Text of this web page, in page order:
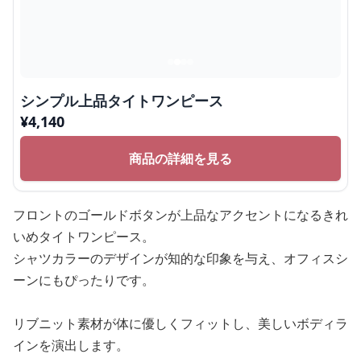
シンプル上品タイトワンピース
¥4,140
商品の詳細を見る
フロントのゴールドボタンが上品なアクセントになるきれ
いめタイトワンピース。
シャツカラーのデザインが知的な印象を与え、オフィスシ
ーンにもぴったりです。
リブニット素材が体に優しくフィットし、美しいボディラ
インを演出します。